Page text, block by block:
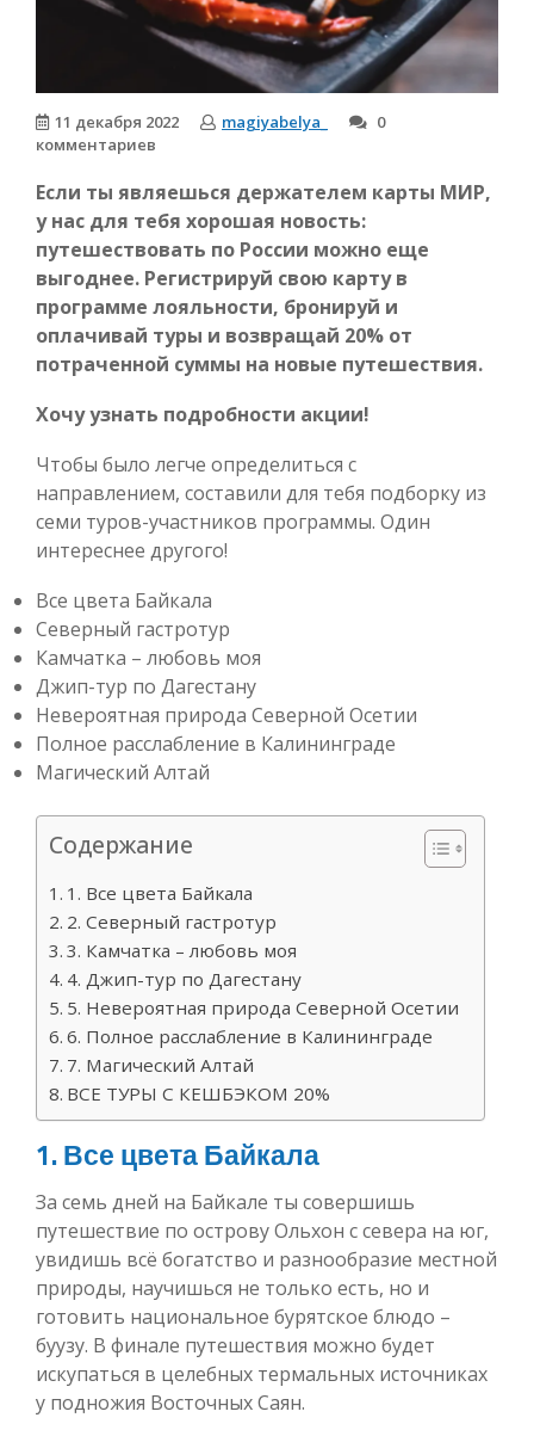
11 декабря 2022 magiyabelya_
0
комментариев
Если ты являешься держателем карты МИР,
у нас для тебя хорошая новость:
путешествовать по России можно еще
выгоднее. Регистрируй свою карту в
программе лояльности, бронируй и
оплачивай туры и возвращай 20% от
потраченной суммы на новые путешествия.
Хочу узнать подробности акции!
Чтобы было легче определиться с
направлением, составили для тебя подборку из
семи туров-участников программы. Один
интереснее другого!
Все цвета Байкала
Северный гастротур
Камчатка – любовь моя
Джип-тур по Дагестану
Невероятная природа Северной Осетии
Полное расслабление в Калининграде
Магический Алтай
Содержание
1. Все цвета Байкала
2. Северный гастротур
3. Камчатка – любовь моя
4. Джип-тур по Дагестану
5. Невероятная природа Северной Осетии
6. Полное расслабление в Калининграде
7. Магический Алтай
ВСЕ ТУРЫ С КЕШБЭКОМ 20%
1. Все цвета Байкала
За семь дней на Байкале ты совершишь
путешествие по острову Ольхон с севера на юг,
увидишь всё богатство и разнообразие местной
природы, научишься не только есть, но и
готовить национальное бурятское блюдо –
буузу. В финале путешествия можно будет
искупаться в целебных термальных источниках
у подножия Восточных Саян.